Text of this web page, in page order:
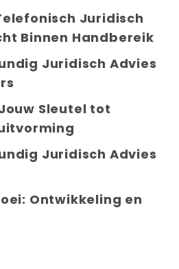
Juridisch
Binnen Handbereik
Juridisch Advies
Sleutel tot
Juridisch Advies
Ontwikkeling en